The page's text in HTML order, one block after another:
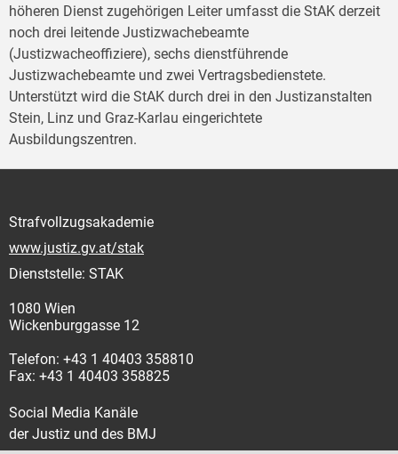
höheren Dienst zugehörigen Leiter umfasst die StAK derzeit
noch drei leitende Justizwachebeamte
(Justizwacheoffiziere), sechs dienstführende
Justizwachebeamte und zwei Vertragsbedienstete.
Unterstützt wird die StAK durch drei in den Justizanstalten
Stein, Linz und Graz-Karlau eingerichtete
Ausbildungszentren.
Strafvollzugsakademie
www.justiz.gv.at/stak
Dienststelle: STAK
1080 Wien
Wickenburggasse 12
Telefon: +43 1 40403 358810
Fax: +43 1 40403 358825
Social Media Kanäle
der Justiz und des BMJ